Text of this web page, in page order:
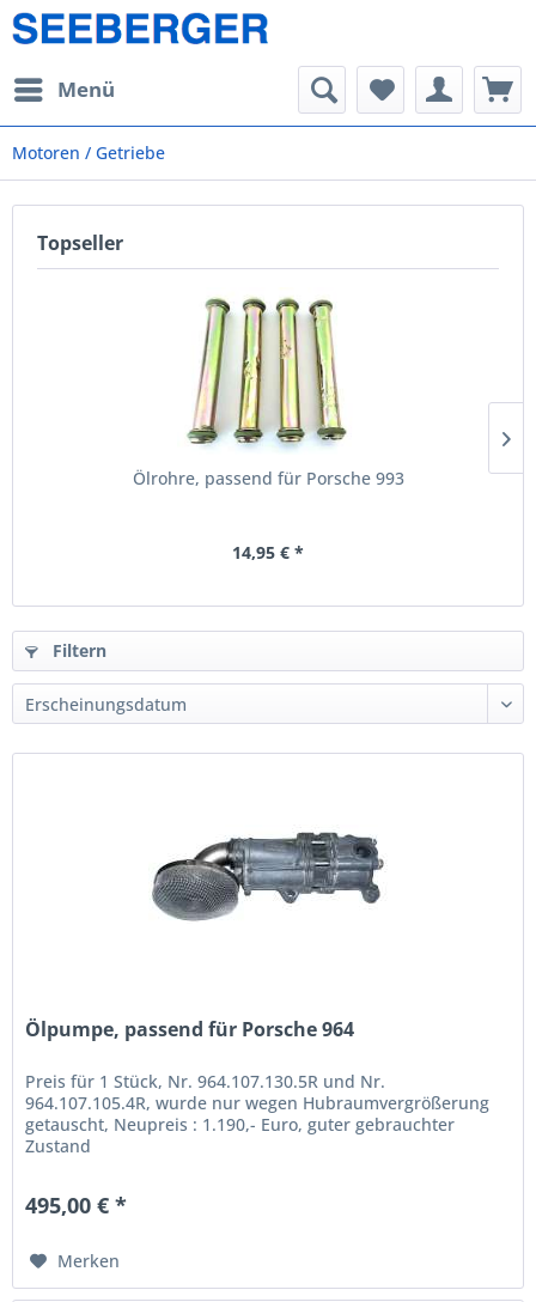
Menü
Motoren / Getriebe
Topseller
Ölrohre, passend für Porsche 993
14,95 € *
Filtern
Ölpumpe, passend für Porsche 964
Preis für 1 Stück, Nr. 964.107.130.5R und Nr.
964.107.105.4R, wurde nur wegen Hubraumvergrößerung
getauscht, Neupreis : 1.190,- Euro, guter gebrauchter
Zustand
495,00 € *
Merken